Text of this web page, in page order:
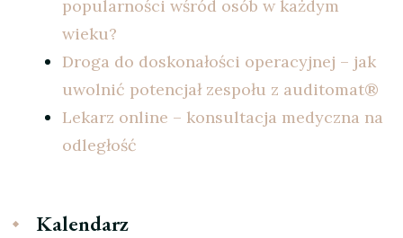
popularności wśród osób w każdym
wieku?
Droga do doskonałości operacyjnej – jak
uwolnić potencjał zespołu z auditomat®
Lekarz online – konsultacja medyczna na
odległość
Kalendarz